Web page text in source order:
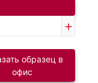
образец в
офис